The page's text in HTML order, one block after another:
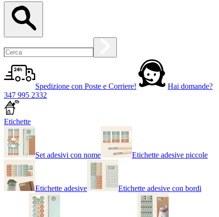
Spedizione con Poste e Corriere!
Hai domande?
347 995 2332
Etichette
Set adesivi con nome Etichette adesive piccole
Etichette adesive Etichette adesive con bordi